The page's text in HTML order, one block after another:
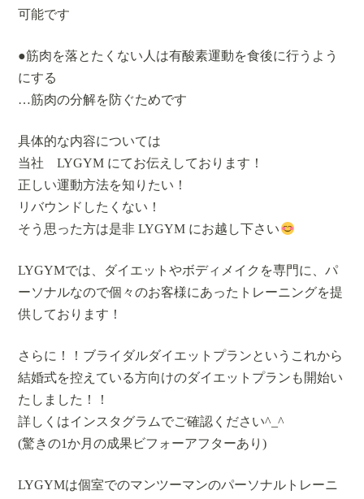
可能です
●筋肉を落とたくない人は有酸素運動を食後に行うよう
にする
…筋肉の分解を防ぐためです
具体的な内容については
当社 LYGYM にてお伝えしております！
正しい運動方法を知りたい！
リバウンドしたくない！
そう思った方は是非 LYGYM にお越し下さい
LYGYMでは、ダイエットやボディメイクを専門に、パ
ーソナルなので個々のお客様にあったトレーニングを提
供しております！
さらに！！ブライダルダイエットプランというこれから
結婚式を控えている方向けのダイエットプランも開始い
たしました！！
詳しくはインスタグラムでご確認ください^_^
(驚きの1か月の成果ビフォーアフターあり)
LYGYMは個室でのマンツーマンのパーソナルトレーニ